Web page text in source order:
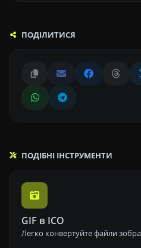
ПОДІЛИТИСЯ
ПОДІБНІ ІНСТРУМЕНТИ
GIF в ICO